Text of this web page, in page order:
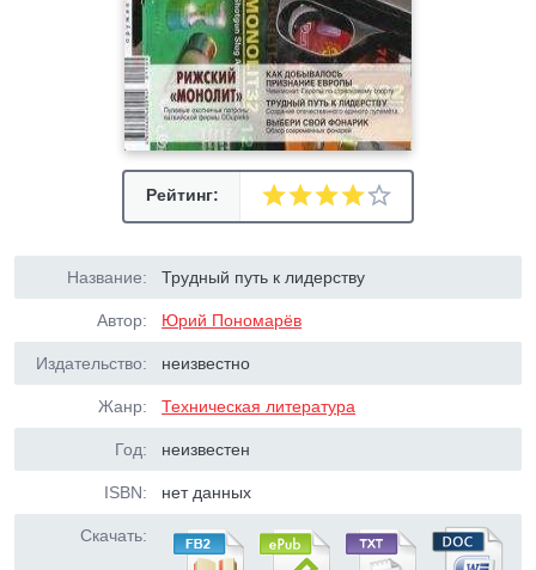
Рейтинг:
Название: Трудный путь к лидерству
Автор: Юрий Пономарёв
Издательство: неизвестно
Жанр: Техническая литература
Год: неизвестен
ISBN: нет данных
Скачать: